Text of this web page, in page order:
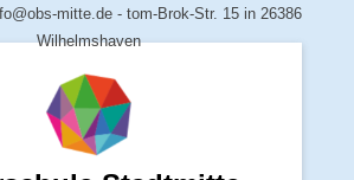
mitte.de - tom-Brok-Str. 15 in 26386
Wilhelmshaven